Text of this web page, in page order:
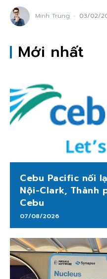
Minh Trung - 03/02/
Mới nhất
Cebu Pacific nối
Nội-Clark, Thành
Cebu
07/08/2026